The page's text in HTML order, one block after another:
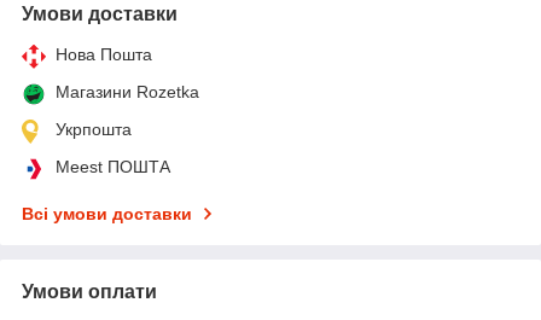
Умови доставки
Нова Пошта
Магазини Rozetka
Укрпошта
Meest ПОШТА
Всі умови доставки
Умови оплати